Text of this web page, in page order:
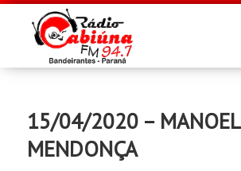
15/04/2020 – MANOEL
MENDONÇA